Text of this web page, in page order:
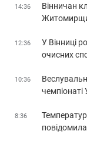
14:36
Вінничан
12:36
У Вінниці
очисних
10:36
чемпіонаті
8:36